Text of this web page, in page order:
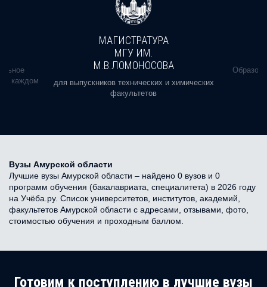
в каждом
МАГИСТРАТУРА
МГУ ИМ.
М.В.ЛОМОНОСОВА
для выпускников технических и химических
факультетов
Вузы Амурской области
Лучшие вузы Амурской области – найдено 0 вузов и 0
программ обучения (бакалавриата, специалитета) в 2026 году
на Учёба.ру. Список университетов, институтов, академий,
факультетов Амурской области с адресами, отзывами, фото,
стоимостью обучения и проходным баллом.
Готовим к поступлению в лучшие вузы